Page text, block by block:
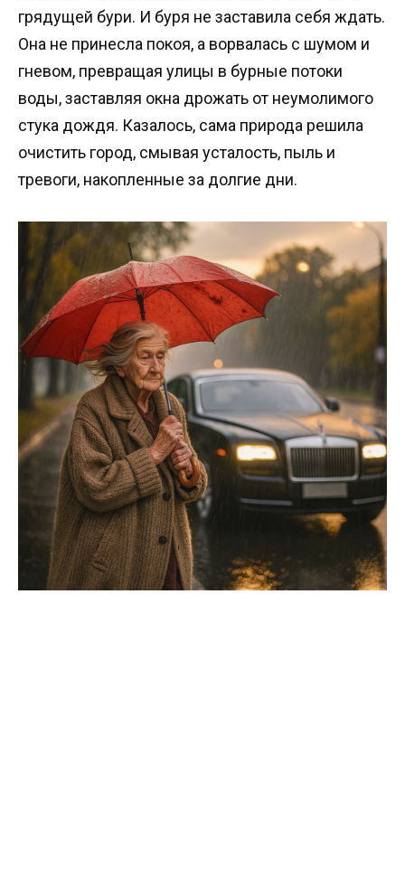
грядущей бури. И буря не заставила себя ждать.
Она не принесла покоя, а ворвалась с шумом и
гневом, превращая улицы в бурные потоки
воды, заставляя окна дрожать от неумолимого
стука дождя. Казалось, сама природа решила
очистить город, смывая усталость, пыль и
тревоги, накопленные за долгие дни.